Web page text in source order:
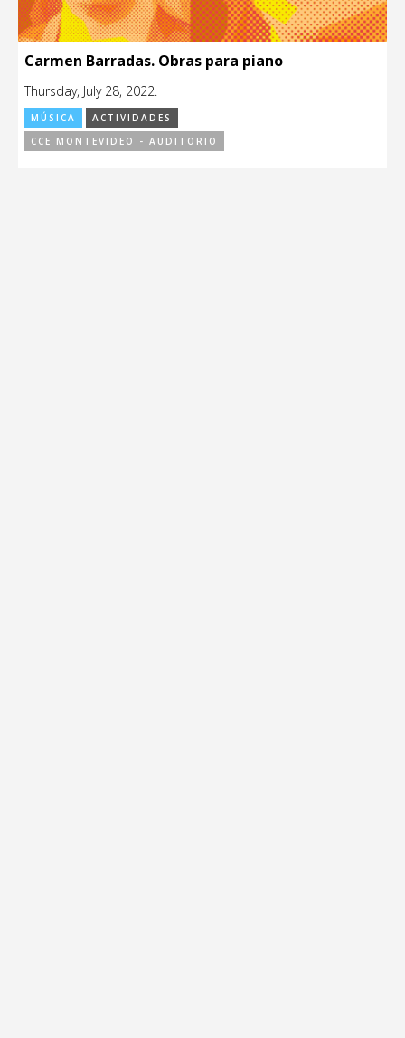
Carmen Barradas. Obras para piano
Thursday, July 28, 2022.
MÚSICA
ACTIVIDADES
CCE MONTEVIDEO - AUDITORIO